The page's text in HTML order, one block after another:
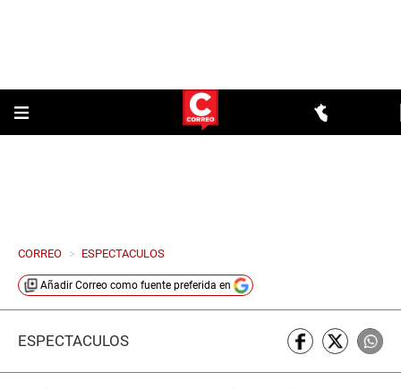
CORREO > ESPECTACULOS
Añadir Correo como fuente preferida en
ESPECTÁCULOS